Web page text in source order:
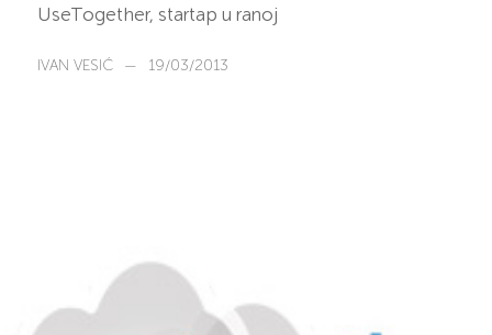
UseTogether, startap u ranoj
IVAN VESIĆ — 19/03/2013